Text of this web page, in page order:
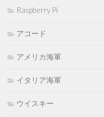
Raspberry Pi
アコード
アメリカ海軍
イタリア海軍
ウイスキー